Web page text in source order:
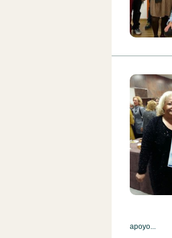
apoyo...